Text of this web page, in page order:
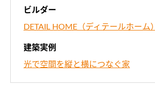
ビルダー
DETAIL HOME（ディテールホーム）
建築実例
光で空間を縦と横につなぐ家